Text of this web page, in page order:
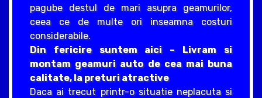
pagube destul de mari asupra geamurilor,
ceea ce de multe ori inseamna costuri
considerabile.
Din fericire suntem aici – Livram si
montam geamuri auto de cea mai buna
calitate, la preturi atractive
Daca ai trecut printr-o situatie neplacuta si